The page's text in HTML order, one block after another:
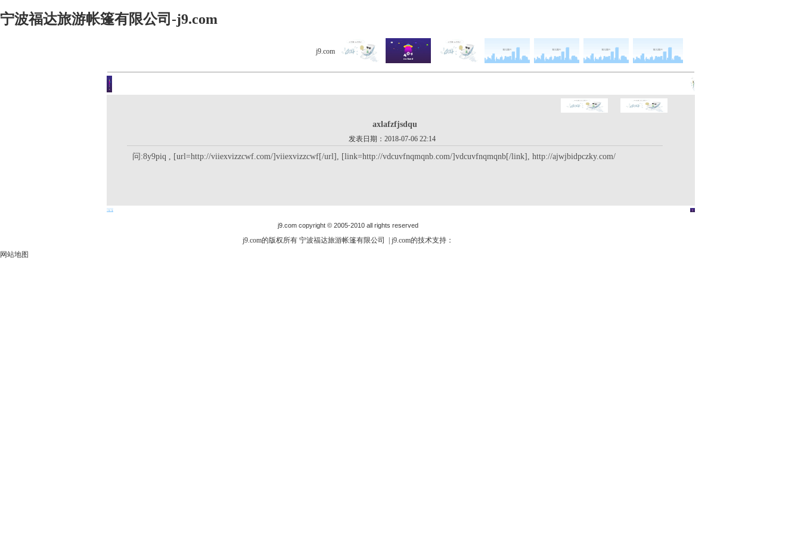
宁波福达旅游帐篷有限公司-j9.com
j9.com
axlafzfjsdqu
发表日期：2018-07-06 22:14
问:8y9piq , [url=http://viiexvizzcwf.com/]viiexvizzcwf[/url], [link=http://vdcuvfnqmqnb.com/]vdcuvfnqmqnb[/link], http://ajwjbidpczky.com/
j9.com copyright © 2005-2010 all rights reserved
j9.com的版权所有 宁波福达旅游帐篷有限公司 | j9.com的技术支持：
网站地图